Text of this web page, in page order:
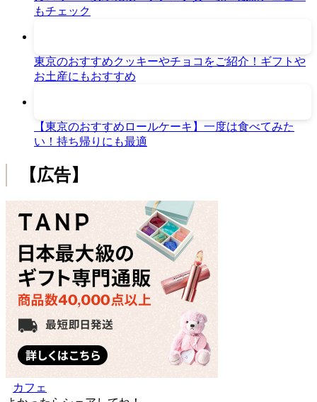
もチェック
東京のおすすめクッキーやチョコをご紹介！ギフトや
お土産にもおすすめ
【東京のおすすめロールケーキ】一度は食べてみた
い！持ち帰りにも最適
【広告】
カフェ